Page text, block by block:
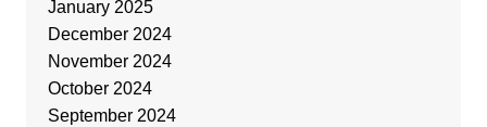
January 2025
December 2024
November 2024
October 2024
September 2024